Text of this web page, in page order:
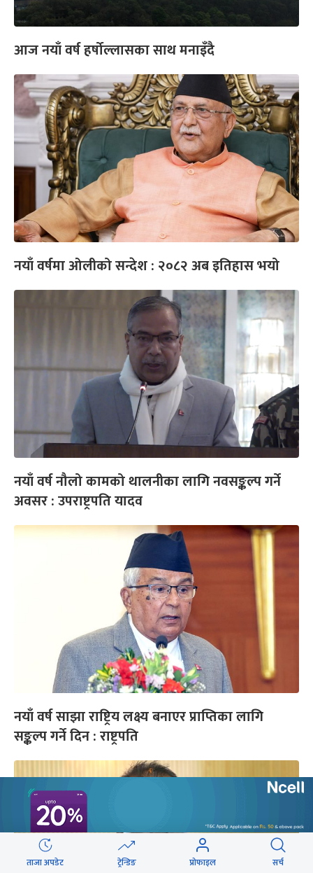
आज नयाँ वर्ष हर्षोल्लासका साथ मनाइँदै
नयाँ वर्षमा ओलीको सन्देश : २०८२ अब इतिहास भयो
नयाँ वर्ष नौलो कामको थालनीका लागि नवसङ्कल्प गर्ने
अवसर : उपराष्ट्रपति यादव
नयाँ वर्ष साझा राष्ट्रिय लक्ष्य बनाएर प्राप्तिका लागि
सङ्कल्प गर्ने दिन : राष्ट्रपति
ताजा अपडेट ट्रेन्डिङ प्रोफाइल सर्च